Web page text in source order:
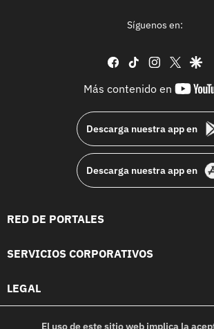
Síguenos en:
facebook
tiktok instagram
twitter
Más contenido en
Descarga nuestra app en
Descarga nuestra app en
RED DE PORTALES
SERVICIOS CORPORATIVOS
LEGAL
El uso de este sitio web implica la